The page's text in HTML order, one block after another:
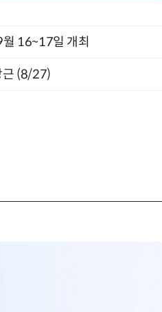
16~17일 개최
근 (8/27)